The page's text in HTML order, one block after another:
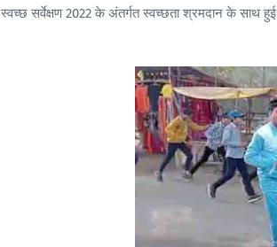
स्वच्छ सर्वेक्षण 2022 के अंतर्गत स्वच्छता श्रमदान के साथ